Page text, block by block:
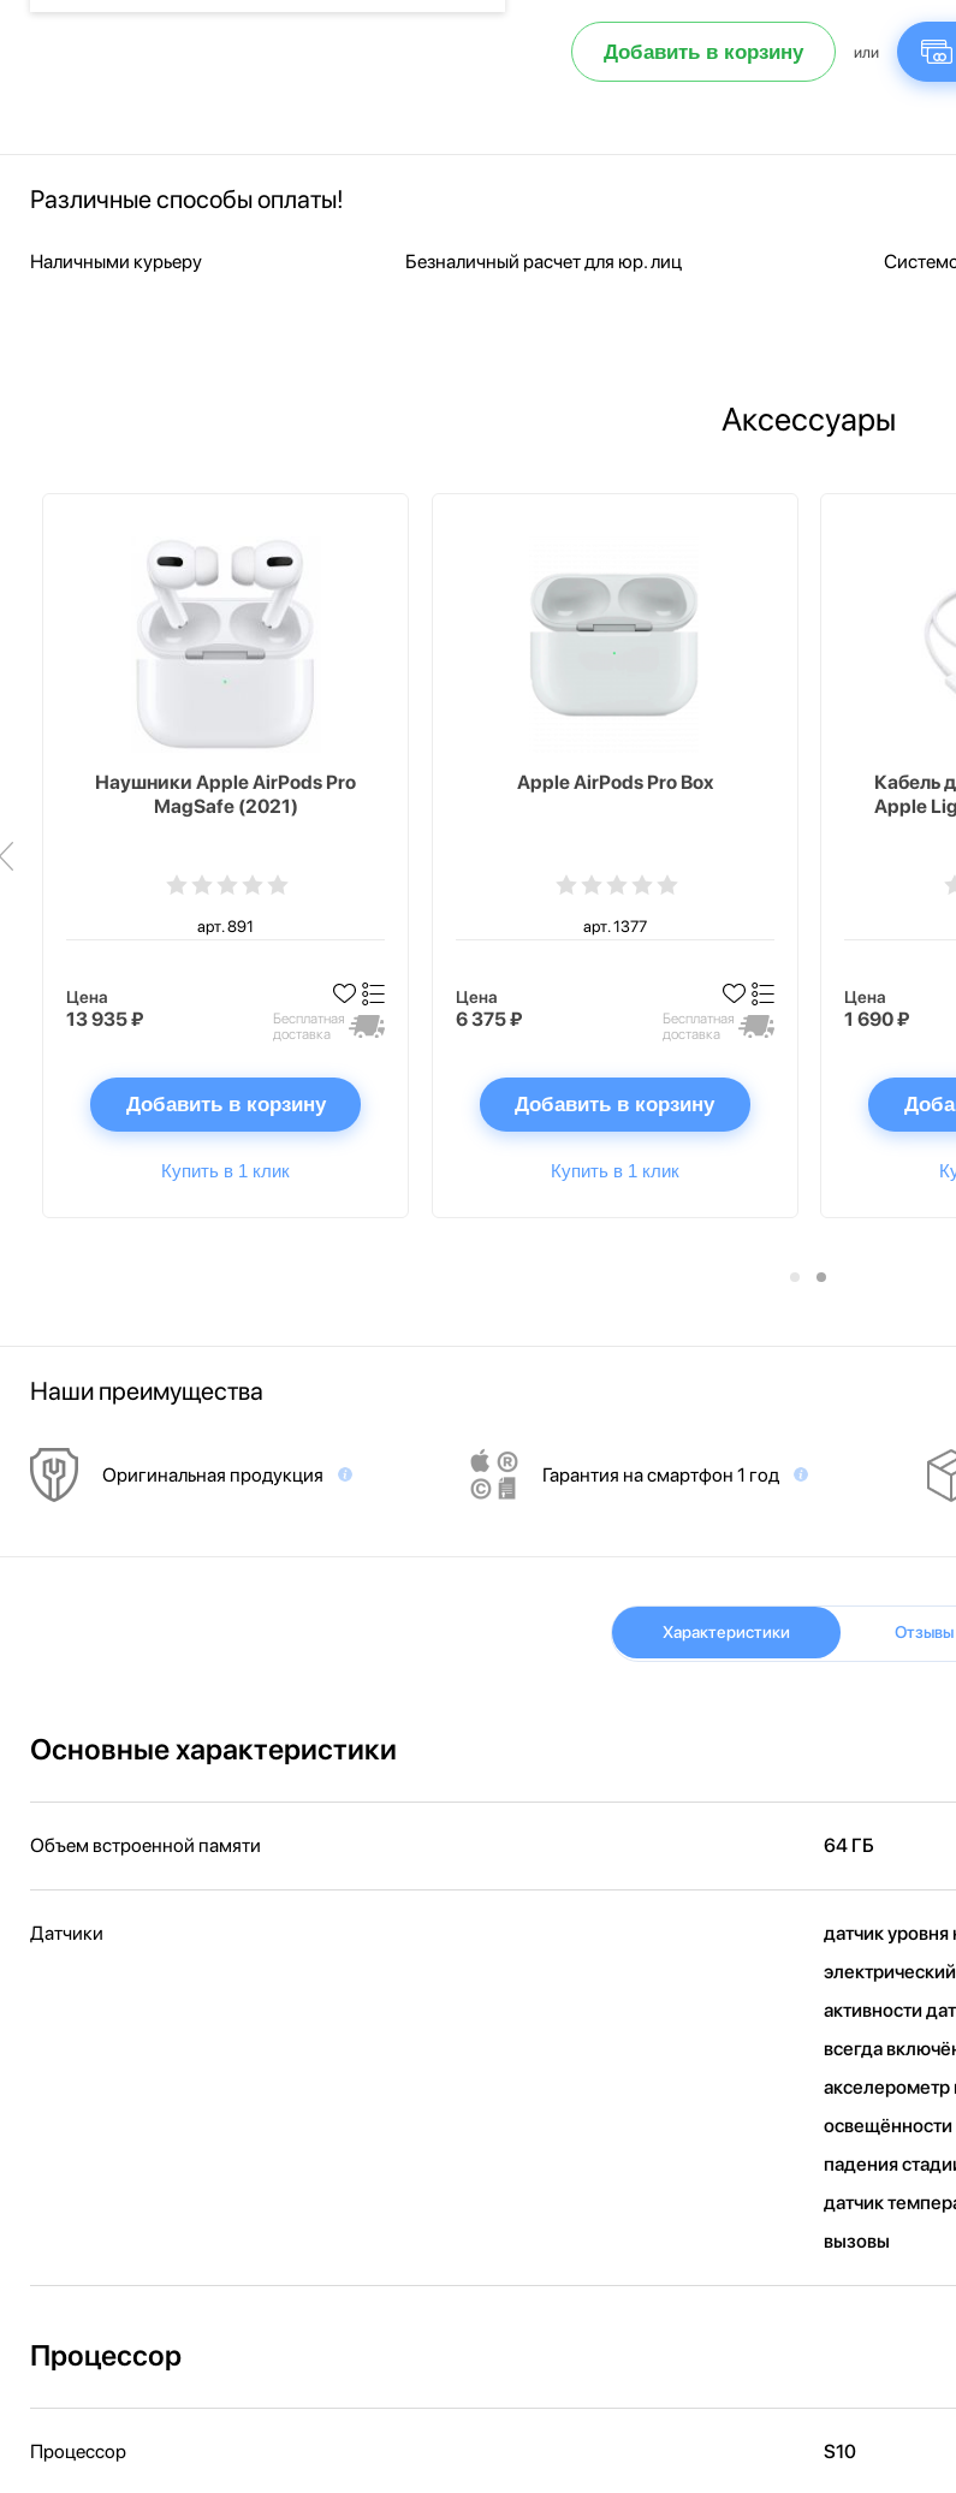
Добавить в корзину или
Различные способы оплаты!
Наличными курьеру Безналичный расчет для юр. лиц
Аксессуары
Наушники Apple AirPods Pro
MagSafe (2021)
арт. 891
Цена
13 935 ₽
Бесплатная
доставка
Добавить в корзину
Купить в 1 клик
Apple AirPods Pro Box
арт. 1377
Цена
6 375 ₽
Бесплатная
доставка
Добавить в корзину
Купить в 1 клик
Кабель
Apple
Цена
1 690 ₽
Наши преимущества
Оригинальная продукция Гарантия на смартфон 1 год
Характеристики Отзывы
Основные характеристики
Объем встроенной памяти 64 ГБ
Датчики
датчик уровня
активности
всегда
акселерометр
падения
датчик
вызовы
Процессор
Процессор S10